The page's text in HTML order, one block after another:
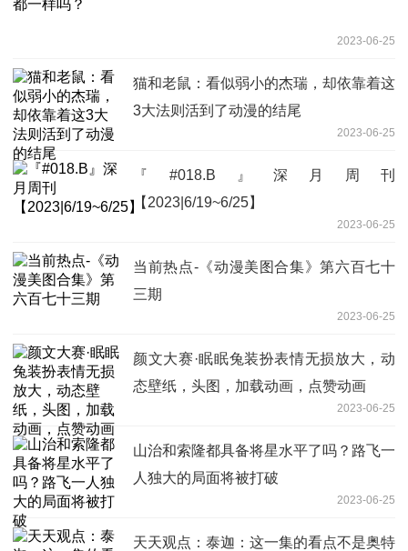
2023-06-25
猫和老鼠：看似弱小的杰瑞，却依靠着这
3大法则活到了动漫的结尾
2023-06-25
『#018.B』深月周刊
【2023|6/19~6/25】
2023-06-25
当前热点-《动漫美图合集》第六百七十
三期
2023-06-25
颜文大赛·眠眠兔装扮表情无损放大，动
态壁纸，头图，加载动画，点赞动画
2023-06-25
山治和索隆都具备将星水平了吗？路飞一
人独大的局面将被打破
2023-06-25
天天观点：泰迦：这一集的看点不是奥特